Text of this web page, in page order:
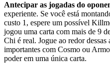
Antecipar as jogadas do
experiente. Se você está
custo 1, espere um possível
jogou uma carta com mais de 9
Chi é real. Jogue ao redor dessas
importantes com Cosmo ou
poder em uma única carta.